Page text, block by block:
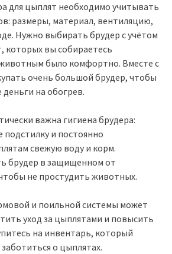
для цыплят необходимо учитывать
размеры, материал, вентиляцию,
Нужно выбирать брудер с учётом
которых вы собираетесь
было комфортно. Вместе с
очень большой брудер, чтобы
на обогрев.
важна гигиена брудера:
и постоянно
свежую воду и корм.
брудер в защищенном от
не простудить животных.
и поильной системы может
уход за цыплятами и повысить
на инвентарь, который
о цыплятах.